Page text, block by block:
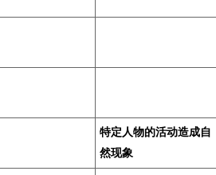
特定人物的活动造成自
然现象